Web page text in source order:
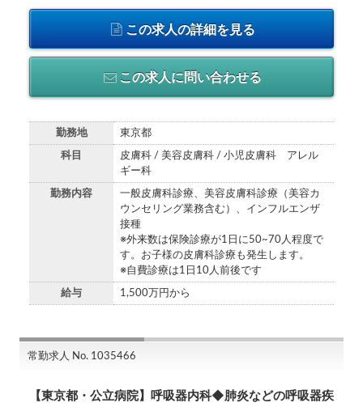
この求人の詳細を見る
この求人に問い合わせる
勤務地 東京都
科目
皮膚科 / 美容皮膚科 / 小児皮膚科 アレル
ギー科
勤務内容
一般皮膚科診療、美容皮膚科診療（美容カ
ウンセリング業務含む）、インフルエンザ
接種
※外来数は保険診療が1日に50~70人程度で
す。お子様の皮膚科診療も発生します。
※自費診療は1日10人前後です
給与 1,500万円から
常勤求人 No. 1035466
【東京都・公立病院】呼吸器内科◆肺炎などの呼吸器疾